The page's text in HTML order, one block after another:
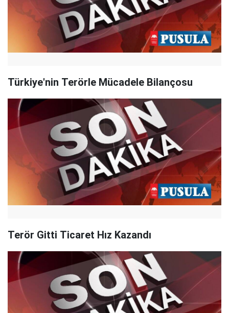
Türkiye'nin Terörle Mücadele Bilançosu
Terör Gitti Ticaret Hız Kazandı